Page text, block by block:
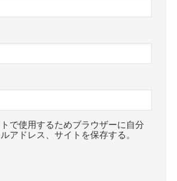
で使用するためブラウザーに自分
アドレス、サイトを保存する。